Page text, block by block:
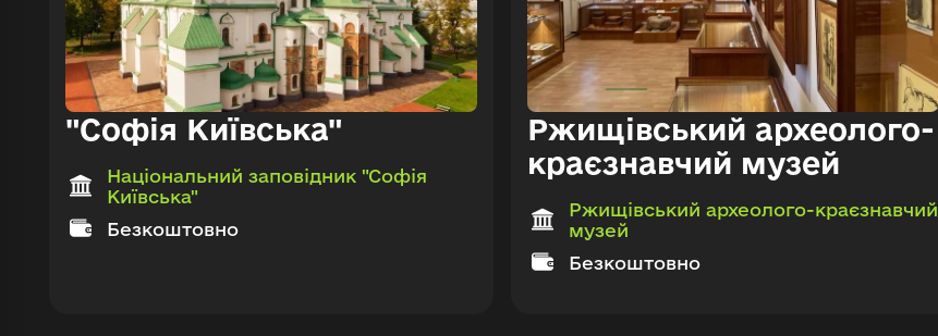
"Софія Київська"
Національний заповідник "Софія
Київська"
Безкоштовно
Ржищівський археолого-
краєзнавчий музей
Ржищівський археолого-краєзнавчий
музей
Безкоштовно